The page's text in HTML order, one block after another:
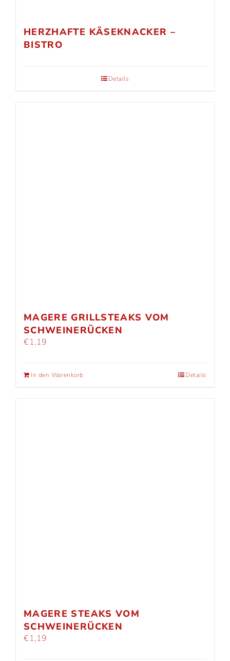
HERZHAFTE KÄSEKNACKER –
BISTRO
Details
MAGERE GRILLSTEAKS VOM
SCHWEINERÜCKEN
€1,19
In den Warenkorb Details
MAGERE STEAKS VOM
SCHWEINERÜCKEN
€1,19